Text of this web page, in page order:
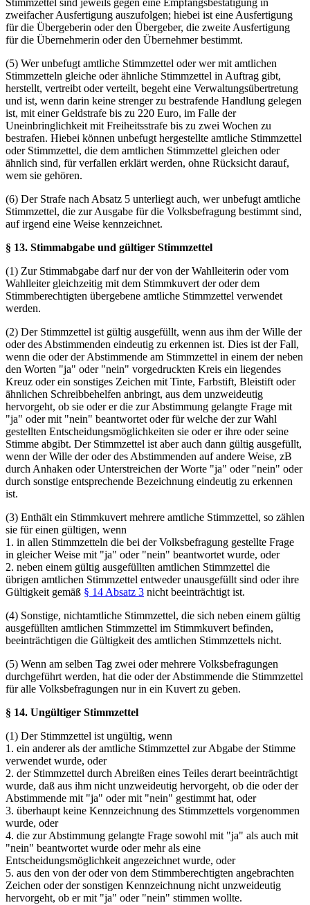
Stimmzettel sind jeweils gegen eine Empfangsbestätigung in
zweifacher Ausfertigung auszufolgen; hiebei ist eine Ausfertigung
für die Übergeberin oder den Übergeber, die zweite Ausfertigung
für die Übernehmerin oder den Übernehmer bestimmt.
(5) Wer unbefugt amtliche Stimmzettel oder wer mit amtlichen
Stimmzetteln gleiche oder ähnliche Stimmzettel in Auftrag gibt,
herstellt, vertreibt oder verteilt, begeht eine Verwaltungsübertretung
und ist, wenn darin keine strenger zu bestrafende Handlung gelegen
ist, mit einer Geldstrafe bis zu 220 Euro, im Falle der
Uneinbringlichkeit mit Freiheitsstrafe bis zu zwei Wochen zu
bestrafen. Hiebei können unbefugt hergestellte amtliche Stimmzettel
oder Stimmzettel, die dem amtlichen Stimmzettel gleichen oder
ähnlich sind, für verfallen erklärt werden, ohne Rücksicht darauf,
wem sie gehören.
(6) Der Strafe nach Absatz 5 unterliegt auch, wer unbefugt amtliche
Stimmzettel, die zur Ausgabe für die Volksbefragung bestimmt sind,
auf irgend eine Weise kennzeichnet.
§ 13. Stimmabgabe und gültiger Stimmzettel
(1) Zur Stimmabgabe darf nur der von der Wahlleiterin oder vom
Wahlleiter gleichzeitig mit dem Stimmkuvert der oder dem
Stimmberechtigten übergebene amtliche Stimmzettel verwendet
werden.
(2) Der Stimmzettel ist gültig ausgefüllt, wenn aus ihm der Wille der
oder des Abstimmenden eindeutig zu erkennen ist. Dies ist der Fall,
wenn die oder der Abstimmende am Stimmzettel in einem der neben
den Worten "ja" oder "nein" vorgedruckten Kreis ein liegendes
Kreuz oder ein sonstiges Zeichen mit Tinte, Farbstift, Bleistift oder
ähnlichen Schreibbehelfen anbringt, aus dem unzweideutig
hervorgeht, ob sie oder er die zur Abstimmung gelangte Frage mit
"ja" oder mit "nein" beantwortet oder für welche der zur Wahl
gestellten Entscheidungsmöglichkeiten sie oder er ihre oder seine
Stimme abgibt. Der Stimmzettel ist aber auch dann gültig ausgefüllt,
wenn der Wille der oder des Abstimmenden auf andere Weise, zB
durch Anhaken oder Unterstreichen der Worte "ja" oder "nein" oder
durch sonstige entsprechende Bezeichnung eindeutig zu erkennen
ist.
(3) Enthält ein Stimmkuvert mehrere amtliche Stimmzettel, so zählen
sie für einen gültigen, wenn
1. in allen Stimmzetteln die bei der Volksbefragung gestellte Frage
in gleicher Weise mit "ja" oder "nein" beantwortet wurde, oder
2. neben einem gültig ausgefüllten amtlichen Stimmzettel die
übrigen amtlichen Stimmzettel entweder unausgefüllt sind oder ihre
Gültigkeit gemäß § 14 Absatz 3 nicht beeinträchtigt ist.
(4) Sonstige, nichtamtliche Stimmzettel, die sich neben einem gültig
ausgefüllten amtlichen Stimmzettel im Stimmkuvert befinden,
beeinträchtigen die Gültigkeit des amtlichen Stimmzettels nicht.
(5) Wenn am selben Tag zwei oder mehrere Volksbefragungen
durchgeführt werden, hat die oder der Abstimmende die Stimmzettel
für alle Volksbefragungen nur in ein Kuvert zu geben.
§ 14. Ungültiger Stimmzettel
(1) Der Stimmzettel ist ungültig, wenn
1. ein anderer als der amtliche Stimmzettel zur Abgabe der Stimme
verwendet wurde, oder
2. der Stimmzettel durch Abreißen eines Teiles derart beeinträchtigt
wurde, daß aus ihm nicht unzweideutig hervorgeht, ob die oder der
Abstimmende mit "ja" oder mit "nein" gestimmt hat, oder
3. überhaupt keine Kennzeichnung des Stimmzettels vorgenommen
wurde, oder
4. die zur Abstimmung gelangte Frage sowohl mit "ja" als auch mit
"nein" beantwortet wurde oder mehr als eine
Entscheidungsmöglichkeit angezeichnet wurde, oder
5. aus den von der oder von dem Stimmberechtigten angebrachten
Zeichen oder der sonstigen Kennzeichnung nicht unzweideutig
hervorgeht, ob er mit "ja" oder "nein" stimmen wollte.